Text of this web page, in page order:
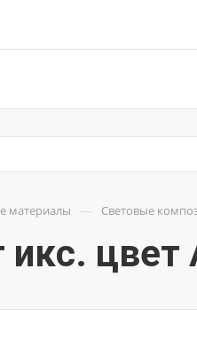
материалы — Световые
икс. цвет